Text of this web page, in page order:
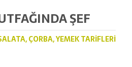
ŞEF
ÇORBA, YEMEK TARIFLERI